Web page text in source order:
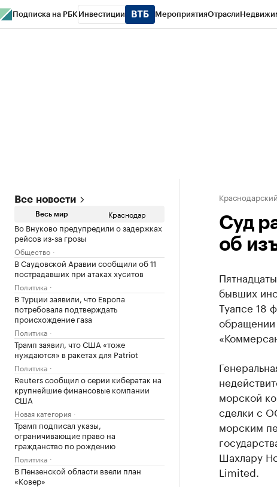
Подписка на РБК Инвестиции МероприятияОтрасли
Все новости
Весь мир Краснодар
Во Внуково предупредили о задержках
рейсов из-за грозы
Общество
В Саудовской Аравии сообщили об 11
пострадавших при атаках хуситов
Политика
В Турции заявили, что Европа
потребовала подтверждать
происхождение газа
Политика
Трамп заявил, что США «тоже
нуждаются» в ракетах для Patriot
Политика
Reuters сообщил о серии кибератак на
крупнейшие финансовые компании
США
Новая категория
Трамп подписал указы,
ограничивающие право на
гражданство по рождению
Политика
В Пензенской области ввели план
«Ковер»
Суд
об
бывших
Туапсе 18
обращении
морской
сделки с
морским
Шахлару
Limited.